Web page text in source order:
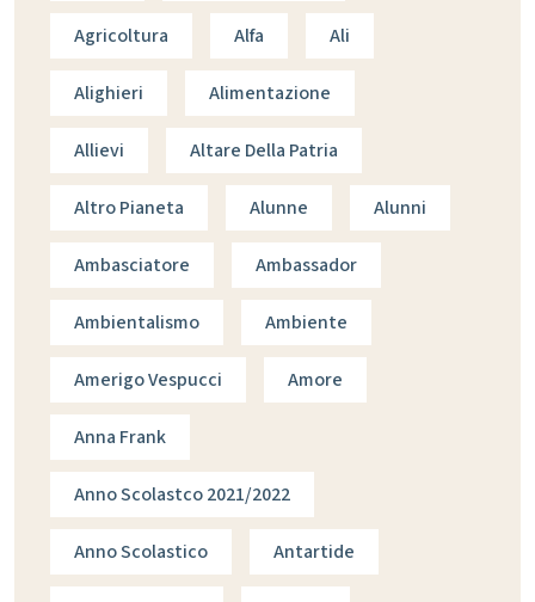
Agricoltura Alfa Ali
Alighieri Alimentazione
Allievi Altare Della Patria
Altro Pianeta Alunne Alunni
Ambasciatore Ambassador
Ambientalismo Ambiente
Amerigo Vespucci Amore
Anna Frank
Anno Scolastco 2021/2022
Anno Scolastico Antartide